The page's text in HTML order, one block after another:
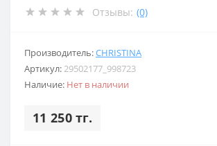
Отзывы: (0)
Производитель:CHRISTINA
Артикул:29502177_998723
Наличие: Нет в наличии
11 250 тг.